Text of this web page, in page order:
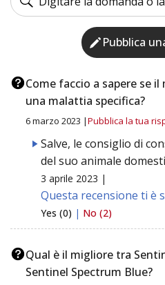
Pubblica
Come faccio a sapere se
una malattia specifica?
6 marzo 2023 |Pubblica la tua
Salve, le consiglio di
del suo animale
3 aprile 2023 |
Questa recensione ti è
Yes (0) | No (2)
Qual è il migliore tra
Sentinel Spectrum Blue?